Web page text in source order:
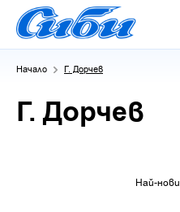
Начало Г. Дорчев
Г. Дорчев
Най-нови